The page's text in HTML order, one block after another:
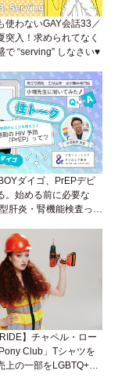
使わないGAY会話33／
突入！求められてなく
で “serving” しなさい♥
ダイゴ、PrEPデビ
。始める前に必要な
肝炎・腎機能検査っ
きにくいことは小堀先
イ！（Vol.25）
】チャペル・ロー
Club」Tシャツを
上の一部をLGBTQ+＆